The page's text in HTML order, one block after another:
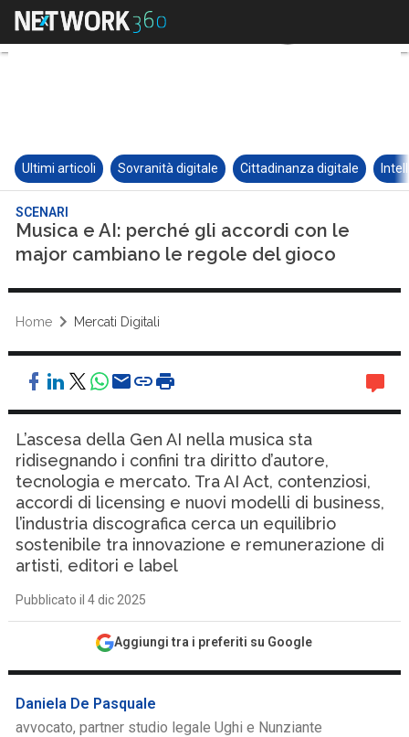
Ultimi articoli Sovranità digitale Cittadinanza digitale
SCENARI
Musica e AI: perché gli accordi con le
major cambiano le regole del gioco
Home Mercati Digitali
L’ascesa della Gen AI nella musica sta
ridisegnando i confini tra diritto d’autore,
tecnologia e mercato. Tra AI Act, contenziosi,
accordi di licensing e nuovi modelli di business,
l’industria discografica cerca un equilibrio
sostenibile tra innovazione e remunerazione di
artisti, editori e label
Pubblicato il 4 dic 2025
Aggiungi tra i preferiti su Google
Daniela De Pasquale
avvocato, partner studio legale Ughi e Nunziante